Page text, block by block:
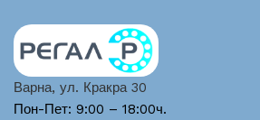
Варна, ул. Кракра 30
Пон-Пет: 9:00 – 18:00ч.